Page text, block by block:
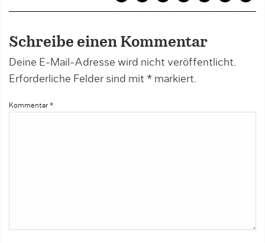
Schreibe einen Kommentar
Deine E-Mail-Adresse wird nicht veröffentlicht.
Erforderliche Felder sind mit * markiert.
Kommentar *